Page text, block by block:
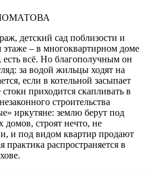
детский сад поблизости и
– в многоквартирном доме
есть всё. Но благополучным он
за водой жильцы ходят на
если в котельной засыпает
приходится скапливать в
строительства
иркутяне: землю берут под
домов, строят нечто, не
и под видом квартир продают
распространяется в